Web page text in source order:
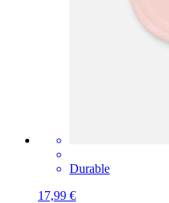
Durable
17,99 €